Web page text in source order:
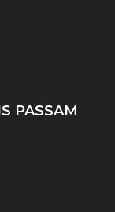
PASSAM